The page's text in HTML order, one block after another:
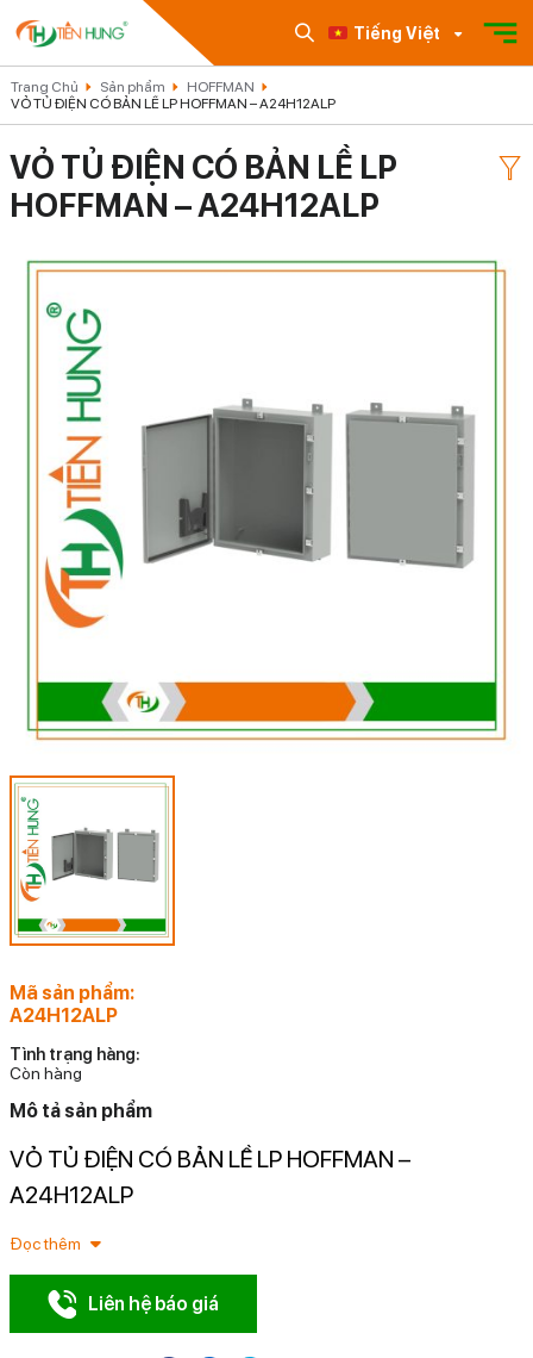
Tiếng Việt
Trang Chủ Sản phẩm
HOFFMAN
VỎ TỦ ĐIỆN CÓ BẢN LỀ LP HOFFMAN – A24H12ALP
VỎ TỦ ĐIỆN CÓ BẢN LỀ LP
HOFFMAN – A24H12ALP
Mã sản phẩm:
A24H12ALP
Tình trạng hàng:
Còn hàng
Mô tả sản phẩm
VỎ TỦ ĐIỆN CÓ BẢN LỀ LP HOFFMAN –
A24H12ALP
Đọc thêm
Liên hệ báo giá